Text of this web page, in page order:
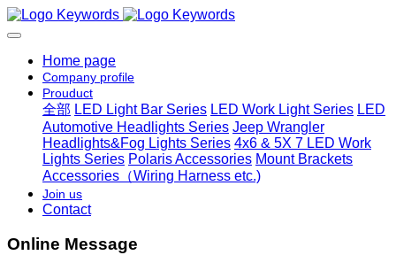
Home page
Company profile
Prouduct
全部 LED Light Bar Series LED Work Light Series LED
Automotive Headlights Series Jeep Wrangler
Headlights&Fog Lights Series 4x6 & 5X 7 LED Work
Lights Series Polaris Accessories Mount Brackets
Accessories（Wiring Harness etc.)
Join us
Contact
Online Message